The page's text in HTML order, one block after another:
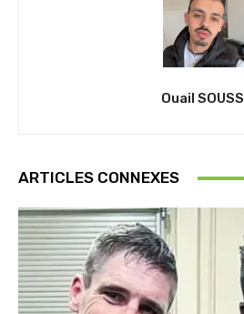
Ouail SOUSSI
ARTICLES CONNEXES